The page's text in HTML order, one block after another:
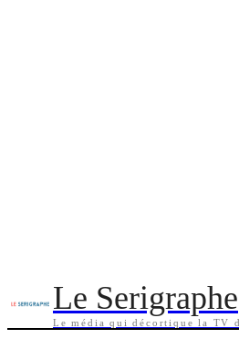
Le Serigraphe
Le média qui décortique la TV